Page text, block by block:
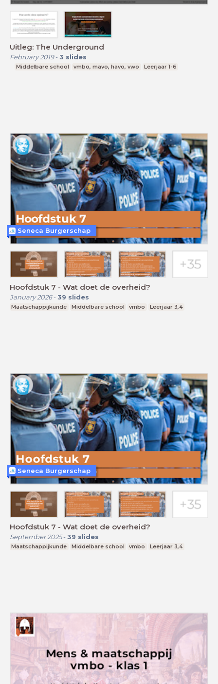
Uitleg: The Underground
February 2019- 3 slides
Middelbare school vmbo, mavo, havo, vwo Leerjaar 1-6
Hoofdstuk 7 - Wat doet de overheid?
January 2026- 39 slides
Maatschappijkunde Middelbare school vmbo Leerjaar 3,4
Seneca Burgerschap
Hoofdstuk 7 - Wat doet de overheid?
September 2025- 39 slides
Maatschappijkunde Middelbare school vmbo Leerjaar 3,4
Seneca Burgerschap